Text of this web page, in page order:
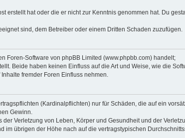
erstellt hat oder die er nicht zur Kenntnis genommen hat. Du
sind, dem Betreiber oder einem Dritten Schaden zuzufügen.
Foren-Software von phpBB Limited (www.phpbb.com) handelt;
Beide haben keinen Einfluss auf die Art und Weise, wie die
fremder Foren Einfluss nehmen.
(Kardinalpflichten) nur für Schäden, die auf ein
Gewinn.
Verletzung von Leben, Körper und Gesundheit und der
übrigen der Höhe nach auf die vertragstypischen